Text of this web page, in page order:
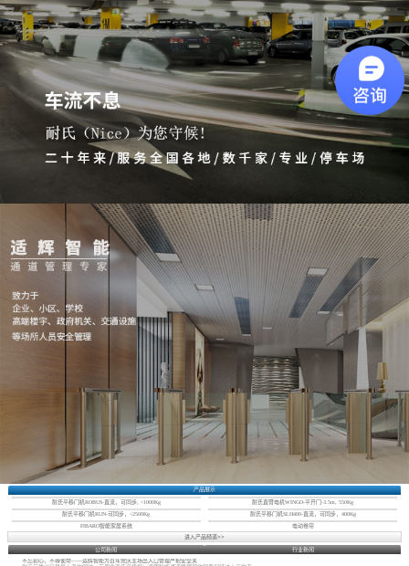
产品展示
耐氏平移门机ROBUS-直流，可同步, <1000Kg 耐氏直臂电机WINGO-平开门-3.5m, 550Kg
耐氏平移门机RUN-可同步，<2500Kg 耐氏平移门机SLH400-直流，可同步，400Kg
FIBARO智能家居系统
电动卷帘
进入产品频道>>
公司新闻
行业新闻
不忘初心，不辱使命——适辉智能为百年党庆主场出入口管理严把安全关